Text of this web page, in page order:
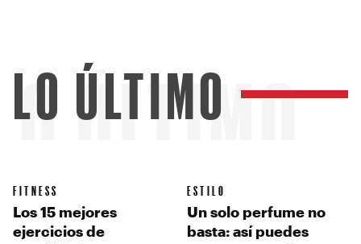
ÚLTIMO
LO ÚLTIMO
FITNESS
Los 15 mejores
ejercicios de
ESTILO
Un solo perfume no
basta: así puedes